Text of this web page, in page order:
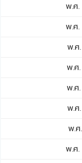
พ.ศ
พ.ศ
พ.ศ
พ.ศ
พ.ศ
พ.ศ
พ.
พ.ศ